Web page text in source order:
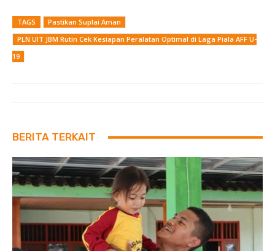
TAGS
Pastikan Suplai Aman
PLN UIT JBM Rutin Cek Kesiapan Peralatan Optimal di Laga Piala AFF U-
19
BERITA TERKAIT